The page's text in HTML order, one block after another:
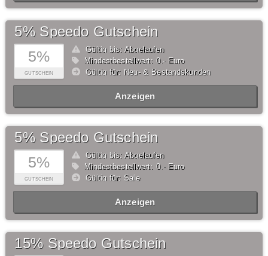
5%
GUTSCHEIN
5% Speedo Gutschein
Gültig bis: Abgelaufen
Mindestbestellwert: 0,- Euro
Gültig für: Neu- & Bestandskunden
Anzeigen
5%
GUTSCHEIN
5% Speedo Gutschein
Gültig bis: Abgelaufen
Mindestbestellwert: 0,- Euro
Gültig für: Sale
Anzeigen
15% Speedo Gutschein